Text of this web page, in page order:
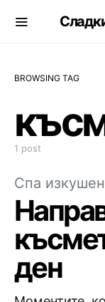
BROWSING TAG
1 post
Спа
ден